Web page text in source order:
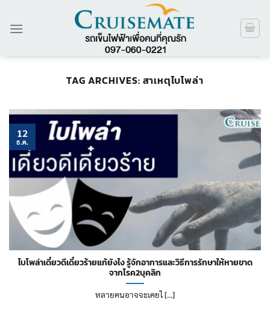
TAG ARCHIVES: สาเหตุไบโพล่า
ไบโพล่าเดี๋ยวดีเดี๋ยวร้ายแก้ยังไง รู้จักอาการและวิธีการรักษาให้หายขาด
จากโรค2บุคลิก
หลายคนอาจจะเคยไ [...]
12
ธ.ค.